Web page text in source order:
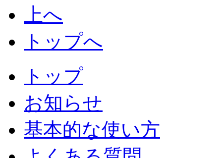
上へ
トップへ
トップ
お知らせ
基本的な使い方